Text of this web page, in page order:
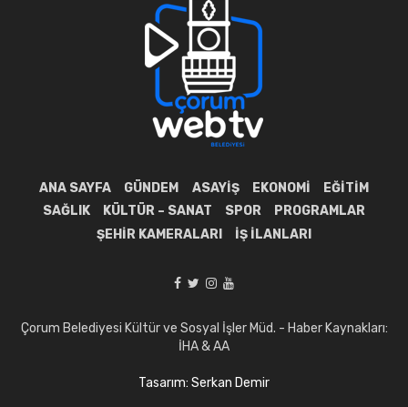
ANA SAYFA GÜNDEM ASAYIŞ EKONOMI
EĞITIM
SAĞLIK
KÜLTÜR – SANAT SPOR
PROGRAMLAR
ŞEHIR KAMERALARI
İŞ İLANLARI
Çorum Belediyesi Kültür ve Sosyal İşler Müd. - Haber Kaynakları:
İHA & AA
Tasarım: Serkan Demir